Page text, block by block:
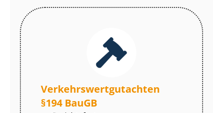
Ver­kehrs­wert­gut­ach­ten
§194 BauGB